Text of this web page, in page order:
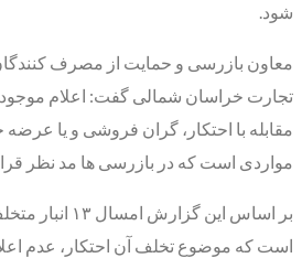
شود.
معاون بازرسی و حمایت از مصرف
تجارت خراسان شمالی گفت: اعلام
مقابله با احتکار، گران فروشی و یا
مواردی است که در بازرسی ها مد نظر
بر اساس این
است که موضوع تخلف آن احتکار، عدم